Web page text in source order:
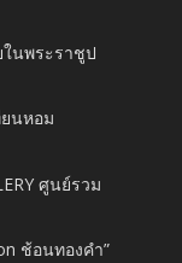
นพระราชูป
นหอม
ศูนย์รวม
ช้อนทองคำ”